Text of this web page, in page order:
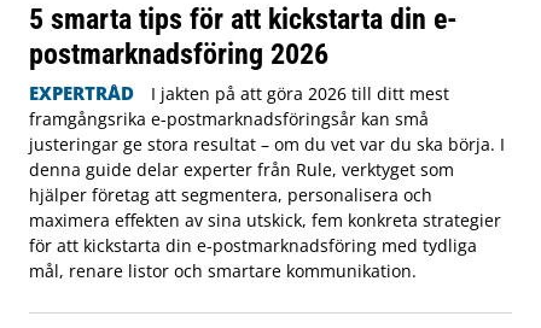
5 smarta tips för att kickstarta din e-
postmarknadsföring 2026
EXPERTRÅD
I jakten på att göra 2026 till ditt mest
framgångsrika e-postmarknadsföringsår kan små
justeringar ge stora resultat – om du vet var du ska börja. I
denna guide delar experter från Rule, verktyget som
hjälper företag att segmentera, personalisera och
maximera effekten av sina utskick, fem konkreta strategier
för att kickstarta din e-postmarknadsföring med tydliga
mål, renare listor och smartare kommunikation.